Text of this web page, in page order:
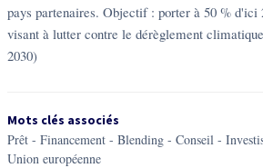
pays partenaires. Objectif : porter à 50 % d'ici
visant à lutter contre le dérèglement
2030)
Mots clés associés
prêt - financement - blending - conseil -
union européenne